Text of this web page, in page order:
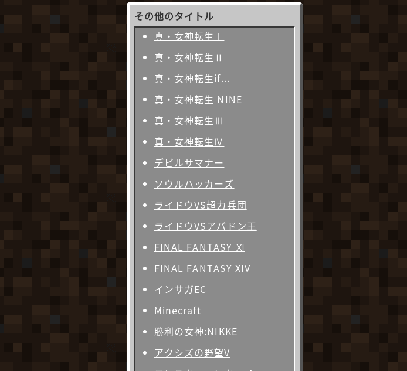
その他のタイトル
真・女神転生Ⅰ
真・女神転生Ⅱ
真・女神転生if...
真・女神転生 NINE
真・女神転生Ⅲ
真・女神転生Ⅳ
デビルサマナー
ソウルハッカーズ
ライドウVS超力兵団
ライドウVSアバドン王
FINAL FANTASY Ⅺ
FINAL FANTASY XIV
インサガEC
Minecraft
勝利の女神:NIKKE
アクシズの野望V